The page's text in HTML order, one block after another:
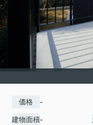
価格 -
建物面積-